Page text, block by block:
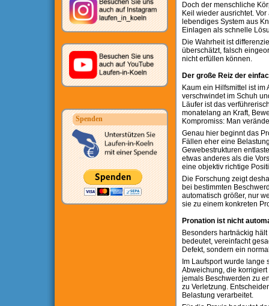
Spenden
Doch der menschliche
Keil wieder ausrichtet.
lebendiges System aus
Einlagen als schnelle
Die Wahrheit ist
überschätzt, falsch
nicht erfüllen können.
Der große Reiz der
Kaum ein Hilfsmittel ist
verschwindet im Schuh
Läufer ist das
monatelang an Kraft,
Kompromiss: Man
Genau hier beginnt das
Fällen eher eine
Gewebestrukturen
etwas anderes als die
eine objektiv richtige
Die Forschung zeigt
bei bestimmten
automatisch größer, nur
sie zu einem konkreten
Pronation ist nicht
Besonders hartnäckig
bedeutet, vereinfacht
Defekt, sondern ein
Im Laufsport wurde
Abweichung, die
jemals Beschwerden zu
zu Verletzung.
Belastung verarbeitet.